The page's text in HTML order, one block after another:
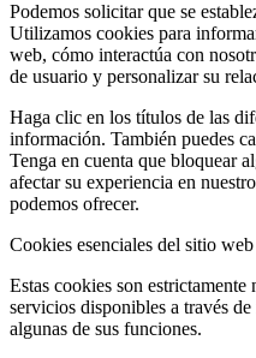
Podemos solicitar que se
Utilizamos cookies para
web, cómo interactúa con
de usuario y personalizar su
Haga clic en los títulos de las
información. También puedes
Tenga en cuenta que bloquear
afectar su experiencia en
podemos ofrecer.
Cookies esenciales del sitio web
Estas cookies son estrictamente
servicios disponibles a través
algunas de sus funciones.